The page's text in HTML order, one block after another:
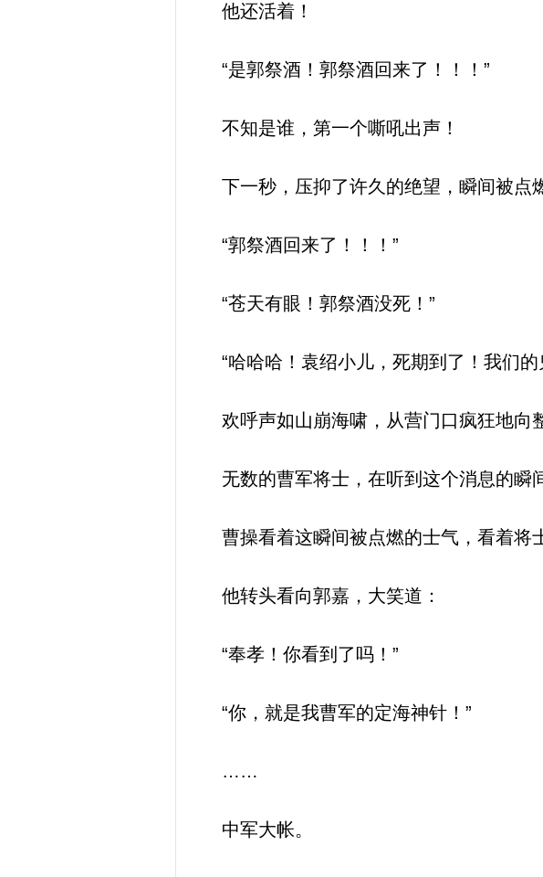
他还活着！
“是郭祭酒！郭祭酒回来了！！！”
不知是谁，第一个嘶吼出声！
下一秒，压抑了许久的绝望，瞬间被点
“郭祭酒回来了！！！”
“苍天有眼！郭祭酒没死！”
“哈哈哈！袁绍小儿，死期到了！我们的
欢呼声如山崩海啸，从营门口疯狂地向
无数的曹军将士，在听到这个消息的瞬
曹操看着这瞬间被点燃的士气，看着将
他转头看向郭嘉，大笑道：
“奉孝！你看到了吗！”
“你，就是我曹军的定海神针！”
……
中军大帐。